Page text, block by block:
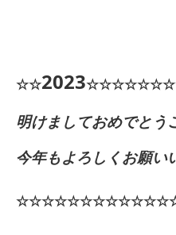
☆☆2023
明けましておめでとう
今年もよろしくお願い